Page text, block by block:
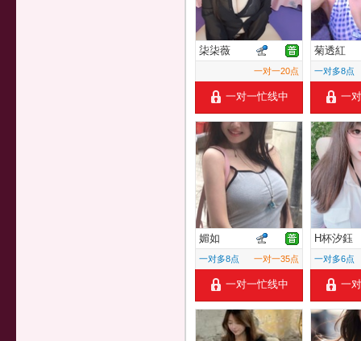
柒柒薇
一对一20点
一对一忙线中
菊透紅
一对多8点
一
媚如
一对多8点 一对一35点
一对一忙线中
H杯汐鈺
一对多6点
一